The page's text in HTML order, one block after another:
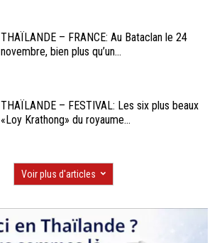
THAÏLANDE – FRANCE: Au Bataclan le 24
novembre, bien plus qu’un...
THAÏLANDE – FESTIVAL: Les six plus beaux
«Loy Krathong» du royaume...
Voir plus d'articles